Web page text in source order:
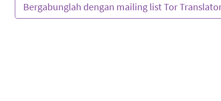
Bergabunglah dengan mailing list Tor